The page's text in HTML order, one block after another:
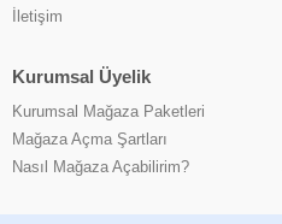
İletişim
Kurumsal Üyelik
Kurumsal Mağaza Paketleri
Mağaza Açma Şartları
Nasıl Mağaza Açabilirim?